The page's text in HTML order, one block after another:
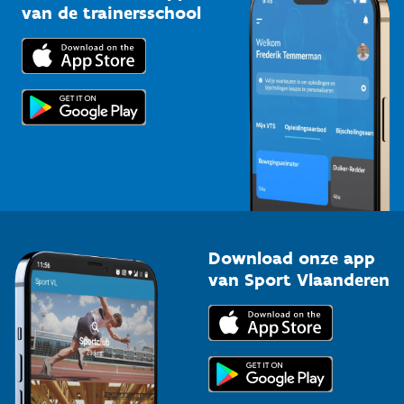
Bedrijven
Trainers en begeleiders
Topsporters
Downloads
Voor de pers
van de trainersschool
Download onze app
van Sport Vlaanderen